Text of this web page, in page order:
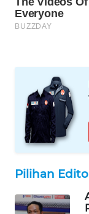
Pilihan
UMKM
WAHANA
PERSONA
WAHANA
OTOMOTIF
WAHANA